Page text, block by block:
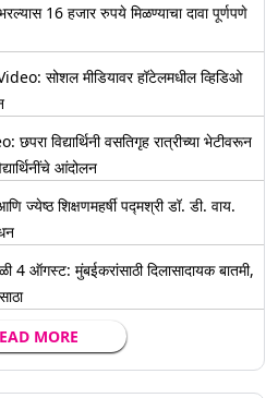
16 हजार रुपये मिळण्याचा दावा पूर्णपणे
सोशल मीडियावर हॉटेलमधील व्हिडिओ
विद्यार्थिनी वसतिगृह रात्रीच्या भेटीवरून
आंदोलन
ज्येष्ठ शिक्षणमहर्षी पद्मश्री डॉ. डी. वाय.
4 ऑगस्ट: मुंबईकरांसाठी दिलासादायक बातमी,
MORE